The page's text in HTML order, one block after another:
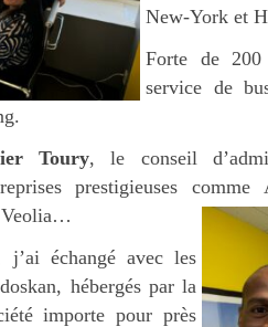
New-York et
Forte de 200
service de
Toury, le conseil
prestigieuses
Veolia…
échangé avec les
hébergés par la
importe pour près